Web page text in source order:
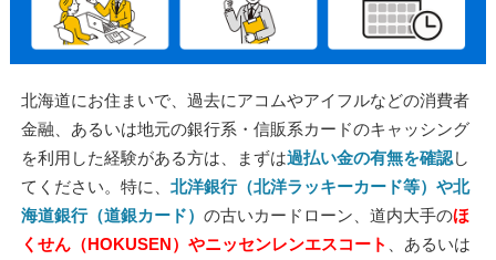
北海道にお住まいで、過去にアコムやアイフルなどの消費者
金融、あるいは地元の銀行系・信販系カードのキャッシング
を利用した経験がある方は、まずは過払い金の有無を確認し
てください。特に、 北洋銀行（北洋ラッキーカード等）や北
海道銀行（道銀カード） の古いカードローン、道内大手のほ
くせん（HOKUSEN）やニッセンレンエスコート
、あるいは